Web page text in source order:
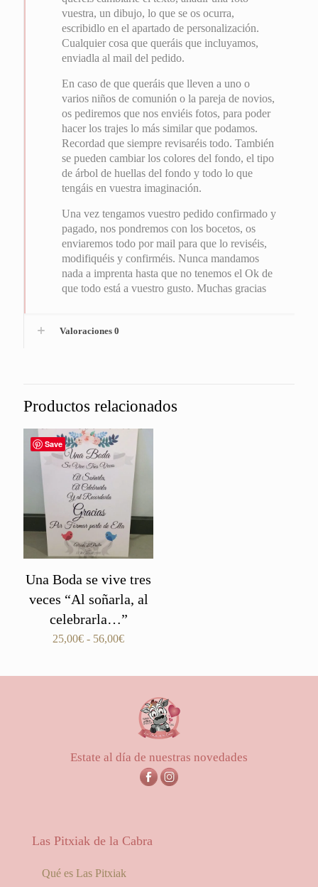
vuestra, un dibujo, lo que se os ocurra,
escribidlo en el apartado de personalización.
Cualquier cosa que queráis que incluyamos,
enviadla al mail del pedido.
En caso de que queráis que lleven a uno o
varios niños de comunión o la pareja de novios,
os pediremos que nos enviéis fotos, para poder
hacer los trajes lo más similar que podamos.
Recordad que siempre revisaréis todo. También
se pueden cambiar los colores del fondo, el tipo
de árbol de huellas del fondo y todo lo que
tengáis en vuestra imaginación.
Una vez tengamos vuestro pedido confirmado y
pagado, nos pondremos con los bocetos, os
enviaremos todo por mail para que lo reviséis,
modifiquéis y confirméis. Nunca mandamos
nada a imprenta hasta que no tenemos el Ok de
que todo está a vuestro gusto. Muchas gracias
Valoraciones 0
Productos relacionados
Save
Una Boda se vive tres
veces “Al soñarla, al
celebrarla…”
25,00€ - 56,00€Rango
25,00€
hasta
56,00€
Estate al día de nuestras novedades
Las Pitxiak de la Cabra
Qué es Las Pitxiak